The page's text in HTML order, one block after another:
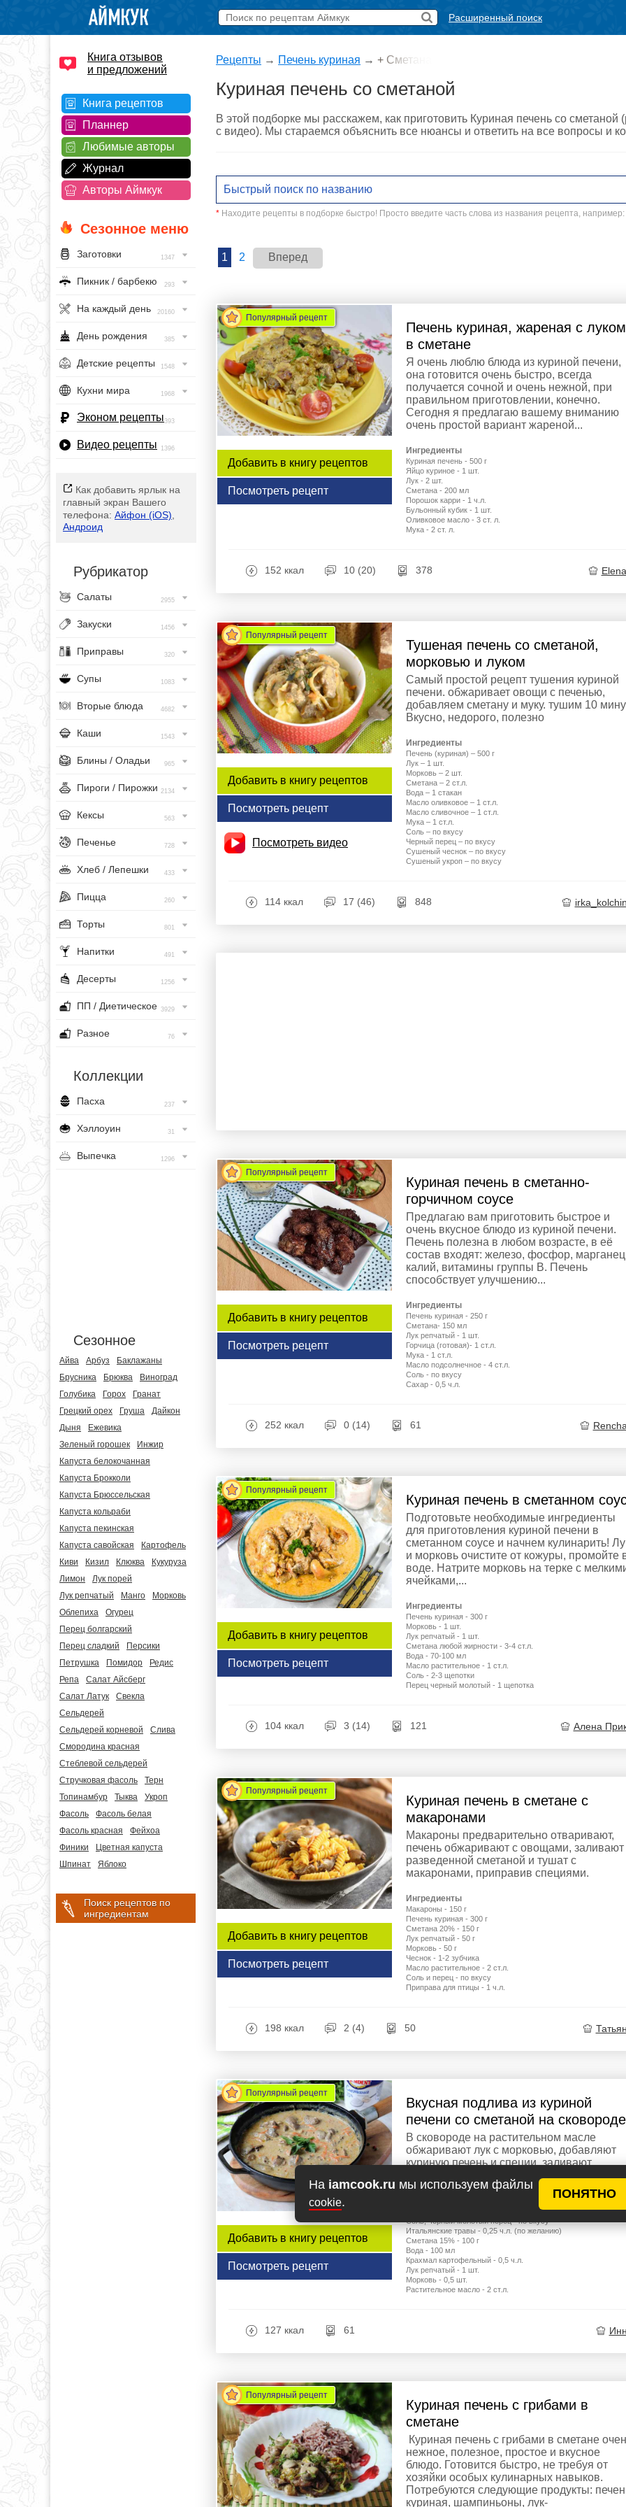
На iamcook.ru мы используем файлы
cookie.
ПОНЯТНО
Расширенный поиск
Книга отзывов
и предложений
Книга рецептов
Планнер
Любимые авторы
Журнал
Авторы Аймкук
Сезонное меню
Заготовки 1347
Пикник / барбекю 293
На каждый день 20160
День рождения 385
Детские рецепты 1548
Кухни мира 1968
Эконом рецепты393
Видео рецепты 1396
Как добавить ярлык на
главный экран Вашего
телефона: Айфон (iOS)
Андроид
Рубрикатор
Салаты 2955
Закуски 1456
Приправы 320
Супы 1083
Вторые блюда 4682
Каши 1543
Блины / Оладьи 965
Пироги / Пирожки 2134
Кексы 563
Печенье 728
Хлеб / Лепешки 433
Пицца 260
Торты 801
Напитки 491
Десерты 1256
ПП / Диетическое 3929
Разное 76
Коллекции
Пасха 237
Хэллоуин 31
Выпечка 1296
Сезонное
Айва Арбуз
Баклажаны
Брусника
Брюква
Виноград
Голубика
Горох
Гранат
Грецкий орех
Груша
Дайкон
Дыня
Ежевика
Зеленый горошек
Инжир
Капуста белокочанная
Капуста Брокколи
Капуста Брюссельская
Капуста кольраби
Капуста пекинская
Капуста савойская
Картофель
Киви
Кизил Клюква
Кукуруза
Лимон
Лук порей
Лук репчатый
Манго
Морковь
Облепиха
Огурец
Перец болгарский
Перец сладкий
Персики
Петрушка
Помидор
Редис
Репа
Салат Айсберг
Салат Латук
Свекла
Сельдерей
Сельдерей корневой
Слива
Смородина красная
Стеблевой сельдерей
Стручковая фасоль
Терн
Топинамбур
Тыква
Укроп
Фасоль
Фасоль белая
Фасоль красная
Фейхоа
Финики
Цветная капуста
Шпинат
Яблоко
Поиск рецептов по
ингредиентам
Рецепты → Печень куриная → + Сметана
Куриная печень со сметаной
В этой подборке мы расскажем, как приготовить Куриная печень со
с видео). Мы стараемся объяснить все нюансы и ответить на все вопросы и
* Находите рецепты в подборке быстро! Просто введите часть слова из названия рецепта, например:
1 2 Вперед
Популярный рецепт
Добавить в книгу рецептов
Посмотреть рецепт
Печень куриная, жареная с луком
в сметане
Я очень люблю блюда из куриной печени,
она готовится очень быстро, всегда
получается сочной и очень нежной, при
правильном приготовлении, конечно.
Сегодня я предлагаю вашему вниманию
очень простой вариант жареной...
Ингредиенты
Куриная печень - 500 г
Яйцо куриное - 1 шт.
Лук - 2 шт.
Сметана - 200 мл
Порошок карри - 1 ч.л.
Бульонный кубик - 1 шт.
Оливковое масло - 3 ст. л.
Мука - 2 ст. л.
152 ккал 10 (20) 378
Популярный рецепт
Добавить в книгу рецептов
Посмотреть рецепт
Посмотреть видео
Тушеная печень со сметаной,
морковью и луком
Самый простой рецепт тушения куриной
печени. обжаривает овощи с печенью,
добавляем сметану и муку. тушим 10
Вкусно, недорого, полезно
Ингредиенты
Печень (куриная) – 500 г
Лук – 1 шт.
Морковь – 2 шт.
Сметана – 2 ст.л.
Вода – 1 стакан
Масло оливковое – 1 ст.л.
Масло сливочное – 1 ст.л.
Мука – 1 ст.л.
Соль – по вкусу
Черный перец – по вкусу
Сушеный чеснок – по вкусу
Сушеный укроп – по вкусу
114 ккал 17 (46) 848
Популярный рецепт
Добавить в книгу рецептов
Посмотреть рецепт
Куриная печень в сметанно-
горчичном соусе
Предлагаю вам приготовить быстрое и
очень вкусное блюдо из куриной печени.
Печень полезна в любом возрасте, в её
состав входят: железо, фосфор,
калий, витамины группы В. Печень
способствует улучшению...
Ингредиенты
Печень куриная - 250 г
Сметана- 150 мл
Лук репчатый - 1 шт.
Горчица (готовая)- 1 ст.л.
Мука - 1 ст.л.
Масло подсолнечное - 4 ст.л.
Соль - по вкусу
Сахар - 0,5 ч.л.
252 ккал 0 (14) 61
Популярный рецепт
Добавить в книгу рецептов
Посмотреть рецепт
Куриная печень в сметанном
Подготовьте необходимые ингредиенты
для приготовления куриной печени в
сметанном соусе и начнем кулинарить!
и морковь очистите от кожуры, промойте
воде. Натрите морковь на терке с
ячейками,...
Ингредиенты
Печень куриная - 300 г
Морковь - 1 шт.
Лук репчатый - 1 шт.
Сметана любой жирности - 3-4 ст.л.
Вода - 70-100 мл
Масло растительное - 1 ст.л.
Соль - 2-3 щепотки
Перец черный молотый - 1 щепотка
104 ккал 3 (14) 121 Алена
Популярный рецепт
Добавить в книгу рецептов
Посмотреть рецепт
Куриная печень в сметане с
макаронами
Макароны предварительно отваривают,
печень обжаривают с овощами, заливают
разведенной сметаной и тушат с
макаронами, приправив специями.
Ингредиенты
Макароны - 150 г
Печень куриная - 300 г
Сметана 20% - 150 г
Лук репчатый - 50 г
Морковь - 50 г
Чеснок - 1-2 зубчика
Масло растительное - 2 ст.л.
Соль и перец - по вкусу
Приправа для птицы - 1 ч.л.
198 ккал 2 (4) 50
Популярный рецепт
Добавить в книгу рецептов
Посмотреть рецепт
Вкусная подлива из куриной
печени со сметаной на сковороде
В сковороде на растительном масле
обжаривают лук с морковью, добавляют
куриную печень и специи, заливают
Соль, чёрный молотый перец - по вкусу
Итальянские травы - 0,25 ч.л. (по желанию)
Сметана 15% - 100 г
Вода - 100 мл
Крахмал картофельный - 0,5 ч.л.
Лук репчатый - 1 шт.
Морковь - 0,5 шт.
Растительное масло - 2 ст.л.
127 ккал 61
Популярный рецепт
Куриная печень с грибами в
сметане
Куриная печень с грибами в сметане
нежное, полезное, простое и вкусное
блюдо. Готовится быстро, не требуя от
хозяйки особых кулинарных навыков.
Потребуются следующие продукты:
куриная, шампиньоны, лук-